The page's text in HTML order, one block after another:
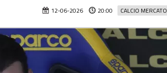
CALCIO MERCATO
12-06-2026 20:00